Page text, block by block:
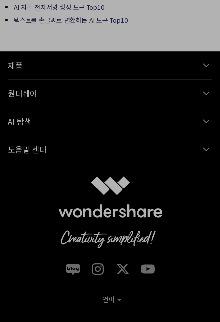
AI 자필 전자서명 생성 도구 Top10
텍스트를 손글씨로 변환하는 AI 도구 Top10
제품
원더쉐어
AI 탐색
도움말 센터
언어